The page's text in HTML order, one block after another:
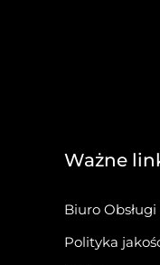
Ważne
Biuro
Polityka